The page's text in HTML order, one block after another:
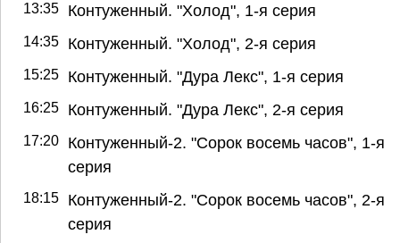
13:35 Контуженный. "Холод", 1-я серия
14:35 Контуженный. "Холод", 2-я серия
15:25 Контуженный. "Дура Лекс", 1-я серия
16:25 Контуженный. "Дура Лекс", 2-я серия
17:20
Контуженный-2. "Сорок восемь часов", 1-я
серия
18:15
Контуженный-2. "Сорок восемь часов", 2-я
серия